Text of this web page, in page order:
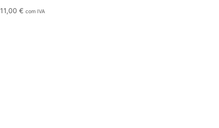
11,00 € com IVA